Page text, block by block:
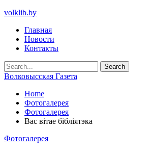
volklib.by
Главная
Новости
Контакты
Волковысская Газета
Home
Фотогалерея
Фотогалерея
Вас вітае бібліятэка
Фотогалерея